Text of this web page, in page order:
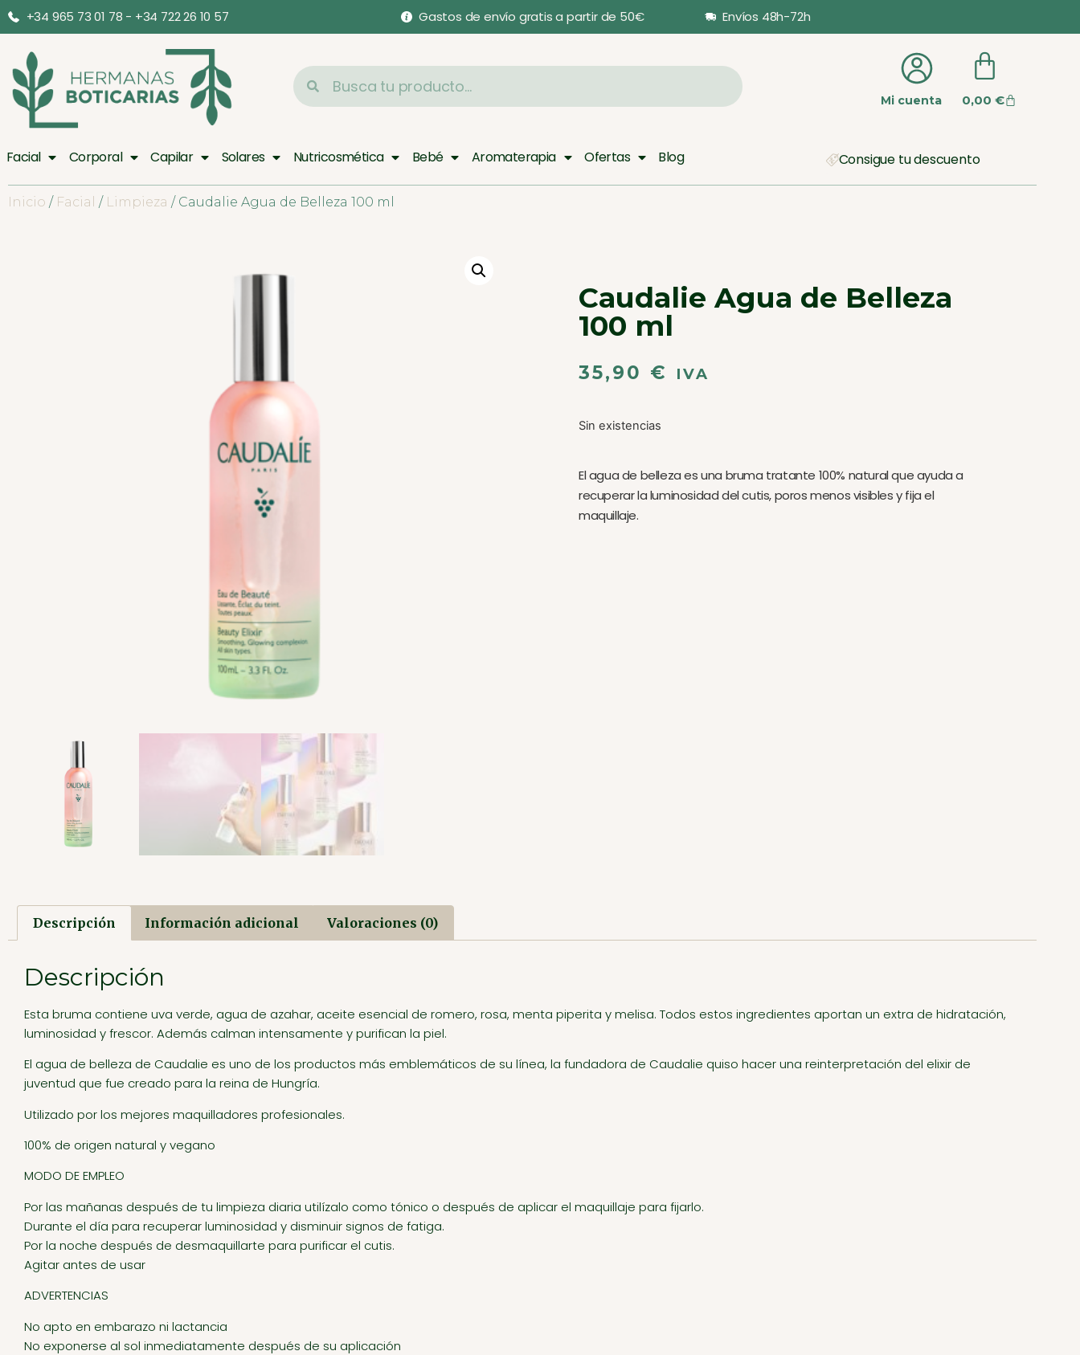
+34 965 73 01 78 - +34 722 26 10 57 Gastos de envío gratis a partir de 50€ Envíos 48h-72h
Mi cuenta 0,00 €
Facial Corporal Capilar Solares Nutricosmética Bebé Aromaterapia Ofertas Blog Consigue tu descuento
Inicio / Facial / Limpieza / Caudalie Agua de Belleza 100 ml
Caudalie Agua de Belleza
100 ml
35,90 € IVA
Sin existencias
El agua de belleza es una bruma tratante 100% natural que ayuda a
recuperar la luminosidad del cutis, poros menos visibles y fija el
maquillaje.
Descripción Información adicional Valoraciones (0)
Descripción
Esta bruma contiene uva verde, agua de azahar, aceite esencial de romero, rosa, menta piperita y melisa. Todos estos ingredientes aportan un extra de hidratación,
luminosidad y frescor. Además calman intensamente y purifican la piel.
El agua de belleza de Caudalie es uno de los productos más emblemáticos de su línea, la fundadora de Caudalie quiso hacer una reinterpretación del elixir de
juventud que fue creado para la reina de Hungría.
Utilizado por los mejores maquilladores profesionales.
100% de origen natural y vegano
MODO DE EMPLEO
Por las mañanas después de tu limpieza diaria utilízalo como tónico o después de aplicar el maquillaje para fijarlo.
Durante el día para recuperar luminosidad y disminuir signos de fatiga.
Por la noche después de desmaquillarte para purificar el cutis.
Agitar antes de usar
ADVERTENCIAS
No apto en embarazo ni lactancia
No exponerse al sol inmediatamente después de su aplicación